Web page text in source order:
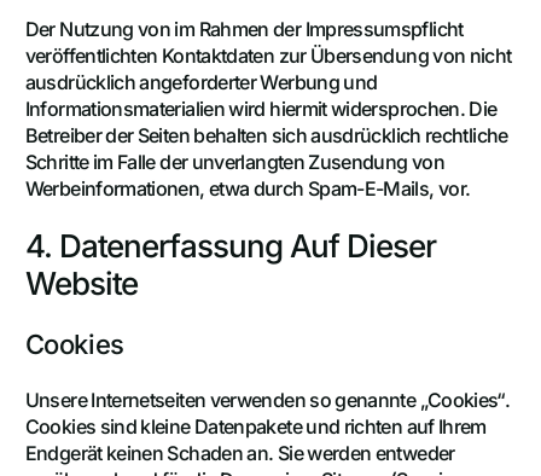
Der Nutzung von im Rahmen der Impressumspflicht
veröffentlichten Kontaktdaten zur Übersendung von nicht
ausdrücklich angeforderter Werbung und
Informationsmaterialien wird hiermit widersprochen. Die
Betreiber der Seiten behalten sich ausdrücklich rechtliche
Schritte im Falle der unverlangten Zusendung von
Werbeinformationen, etwa durch Spam-E-Mails, vor.
4. Datenerfassung Auf Dieser
Website
Cookies
Unsere Internetseiten verwenden so genannte „Cookies“.
Cookies sind kleine Datenpakete und richten auf Ihrem
Endgerät keinen Schaden an. Sie werden entweder